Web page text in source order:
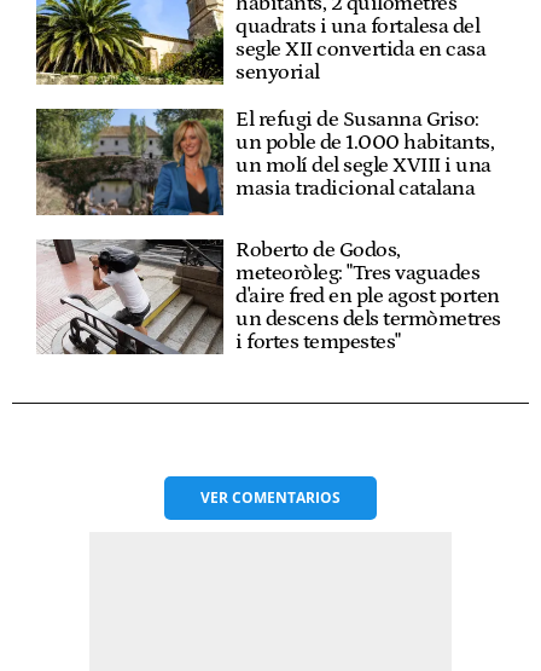
quadrats i una fortalesa del
segle XII convertida en casa
senyorial
El refugi de Susanna Griso:
un poble de 1.000 habitants,
un molí del segle XVIII i una
masia tradicional catalana
Roberto de Godos,
meteoròleg: "Tres vaguades
d'aire fred en ple agost porten
un descens dels termòmetres
i fortes tempestes"
VERCOMENTARIOS